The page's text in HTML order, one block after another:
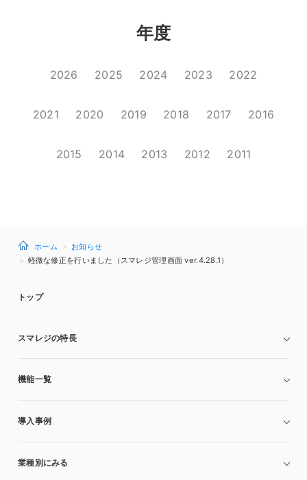
年度
2026 2025 2024 2023 2022
2021 2020 2019 2018 2017 2016
2015 2014 2013 2012 2011
ホーム
お知らせ
軽微な修正を行いました（スマレジ管理画面 ver.4.28.1）
トップ
スマレジの特長
機能一覧
導入事例
業種別にみる